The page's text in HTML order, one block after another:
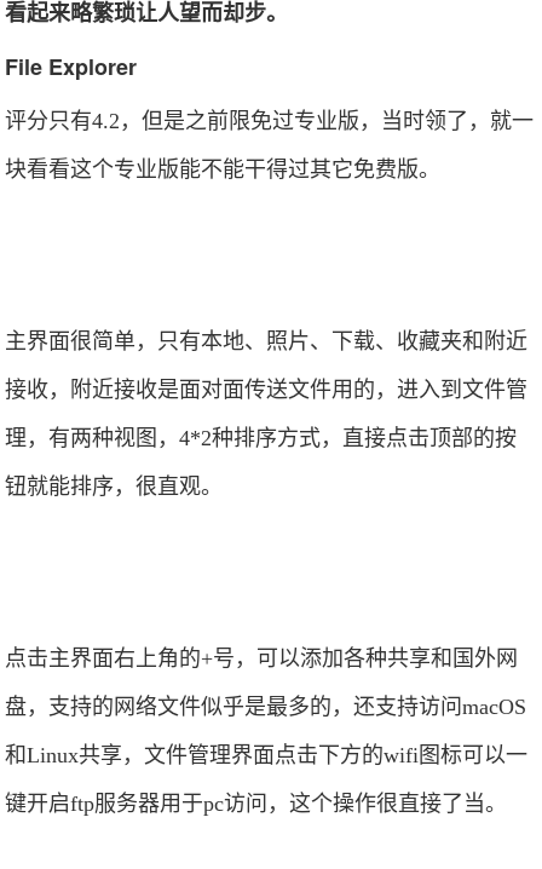
看起来略繁琐让人望而却步。
File Explorer
评分只有4.2，但是之前限免过专业版，当时领了，就一
块看看这个专业版能不能干得过其它免费版。
主界面很简单，只有本地、照片、下载、收藏夹和附近
接收，附近接收是面对面传送文件用的，进入到文件管
理，有两种视图，4*2种排序方式，直接点击顶部的按
钮就能排序，很直观。
点击主界面右上角的+号，可以添加各种共享和国外网
盘，支持的网络文件似乎是最多的，还支持访问macOS
和Linux共享，文件管理界面点击下方的wifi图标可以一
键开启ftp服务器用于pc访问，这个操作很直接了当。